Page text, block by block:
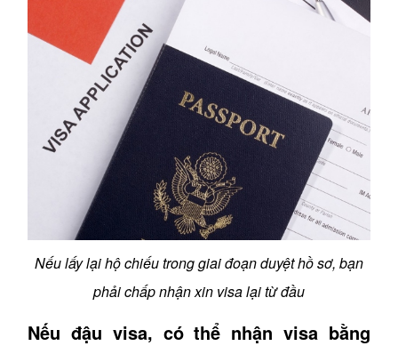
Nếu lấy lại hộ chiếu trong giai đoạn duyệt hồ sơ, bạn
phải chấp nhận xin visa lại từ đầu
Nếu đậu visa, có thể nhận visa bằng